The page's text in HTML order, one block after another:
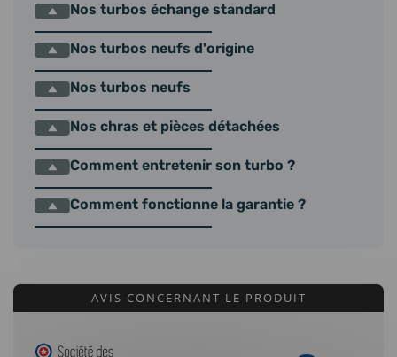
Nos turbos échange standard
Nos turbos neufs d'origine
Nos turbos neufs
Nos chras et pièces détachées
Comment entretenir son turbo ?
Comment fonctionne la garantie ?
AVIS CONCERNANT LE PRODUIT